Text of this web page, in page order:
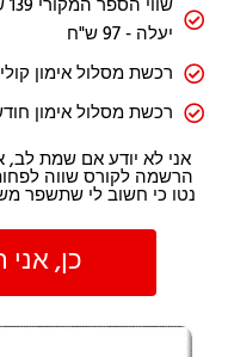
יעלה - 97 ש"ח
רכשת מסלול אימון
רכשת מסלול אימון
אני לא יודע אם שמת לב,
נטו כי חשוב לי שתשפר
כן,